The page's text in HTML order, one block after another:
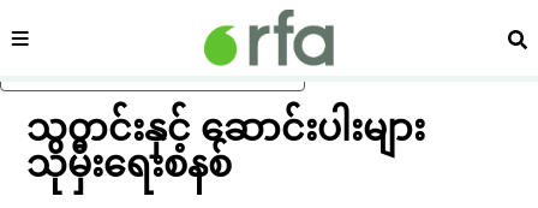
ပင်မအကြောင်းအရာသို့ ကျော်ရန်
ကဏ္ဍ ရှာ
သတင်းနှင့် ဆောင်းပါးများ
သိုမှီးရေးစနစ်